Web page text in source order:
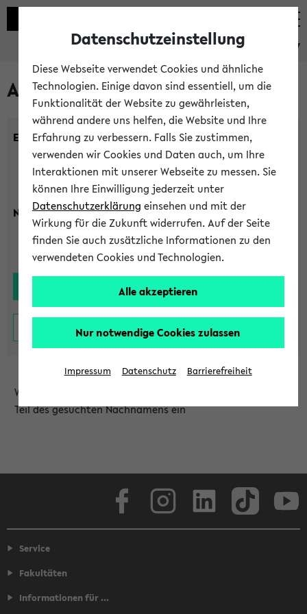
eKVV
Alle Lehrenden
Einrichtung:
Nachname:
Wählen Sie die Einrichtung aus und/oder geben Sie einen
Teil des gesuchten Nachnamens ein
Service
Fakultäten
Informationen für ...
Datenschutzeinstellung
Diese Webseite verwendet Cookies und ähnliche
Technologien. Einige davon sind essentiell, um die
Funktionalität der Website zu gewährleisten,
während andere uns helfen, die Website und Ihre
Erfahrung zu verbessern. Falls Sie zustimmen,
verwenden wir Cookies und Daten auch, um Ihre
Interaktionen mit unserer Webseite zu messen. Sie
können Ihre Einwilligung jederzeit unter
Datenschutzerklärung einsehen und mit der
Wirkung für die Zukunft widerrufen. Auf der Seite
finden Sie auch zusätzliche Informationen zu den
verwendeten Cookies und Technologien.
Alle akzeptieren
Nur notwendige Cookies zulassen
Impressum Datenschutz Barrierefreiheit